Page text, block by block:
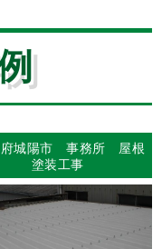
府城陽市 事務所 屋根
塗装工事